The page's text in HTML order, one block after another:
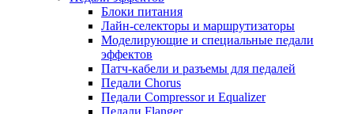
Блоки питания
Лайн-селекторы и маршрутизаторы
Моделирующие и специальные педали
эффектов
Патч-кабели и разъемы для педалей
Педали Chorus
Педали Compressor и Equalizer
Педали Flanger